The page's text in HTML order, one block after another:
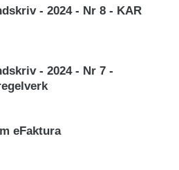
- 2024 - Nr 8 - KAR
- 2024 - Nr 7 -
eFaktura